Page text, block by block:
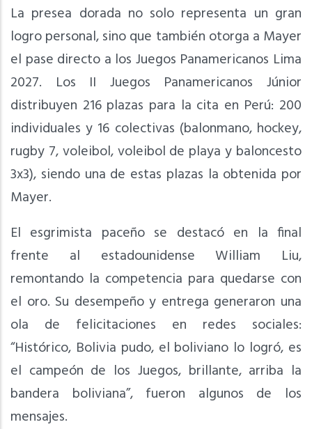
La presea dorada no solo representa un gran
logro personal, sino que también otorga a Mayer
el pase directo a los Juegos Panamericanos Lima
2027. Los II Juegos Panamericanos Júnior
distribuyen 216 plazas para la cita en Perú: 200
individuales y 16 colectivas (balonmano, hockey,
rugby 7, voleibol, voleibol de playa y baloncesto
3x3), siendo una de estas plazas la obtenida por
Mayer.
El esgrimista paceño se destacó en la final
frente al estadounidense William Liu,
remontando la competencia para quedarse con
el oro. Su desempeño y entrega generaron una
ola de felicitaciones en redes sociales:
“Histórico, Bolivia pudo, el boliviano lo logró, es
el campeón de los Juegos, brillante, arriba la
bandera boliviana”, fueron algunos de los
mensajes.